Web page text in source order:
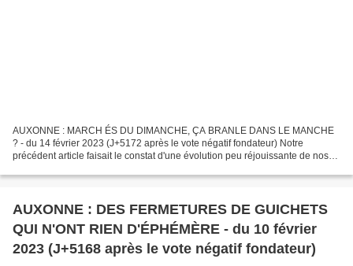
AUXONNE : MARCH ÉS DU DIMANCHE, ÇA BRANLE DANS LE MANCHE
? - du 14 février 2023 (J+5172 après le vote négatif fondateur) Notre
précédent article faisait le constat d'une évolution peu réjouissante de nos
AUXONNE : DES FERMETURES DE GUICHETS
QUI N'ONT RIEN D'ÉPHÉMÈRE - du 10 février
2023 (J+5168 après le vote négatif fondateur)